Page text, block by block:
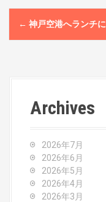
P
o
← 神戸空港へランチに
Archives
2026年7月
2026年6月
2026年5月
2026年4月
2026年3月